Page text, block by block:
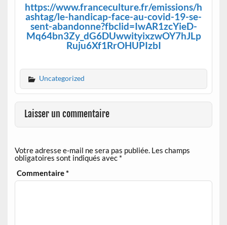
https://www.franceculture.fr/emissions/h
ashtag/le-handicap-face-au-covid-19-se-
sent-abandonne?fbclid=IwAR1zcYieD-
Mq64bn3Zy_dG6DUwwityixzwOY7hJLp
Ruju6Xf1RrOHUPIzbI
Uncategorized
Laisser un commentaire
Votre adresse e-mail ne sera pas publiée. Les champs
obligatoires sont indiqués avec *
Commentaire*